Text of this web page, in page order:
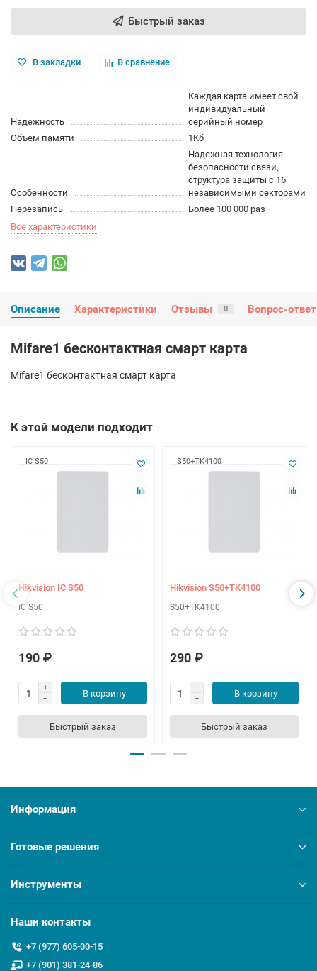
Быстрый заказ
В закладки В сравнение
Надежность
Каждая карта имеет свой
индивидуальный
серийный номер
Объем памяти
1Kб
Особенности
Надежная технология
безопасности связи,
структура защиты с 16
независимыми секторами
Перезапись
Более 100 000 раз
Все характеристики
Описание Характеристики Отзывы 0 Вопрос-ответ
Mifare1 бесконтактная смарт карта
Mifare1 бесконтактная смарт карта
К этой модели подходит
IC S50
Hikvision IC S50
IC S50
190 ₽
В корзину
Быстрый заказ
S50+TK4100
Hikvision S50+TK4100
S50+TK4100
290 ₽
В корзину
Быстрый заказ
Информация
Готовые решения
Инструменты
Наши контакты
+7 (977) 605-00-15
+7 (901) 381-24-86